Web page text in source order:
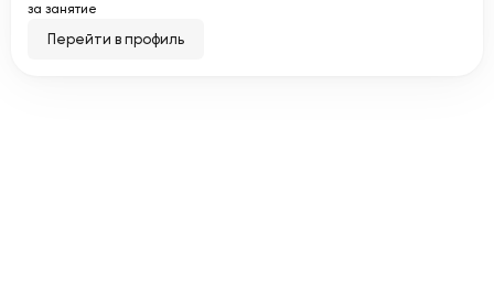
за занятие
Перейти в профиль